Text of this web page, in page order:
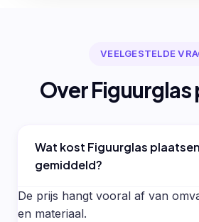
VEELGESTELDE
Over Figuurglas
Wat kost Figuurglas plaatsen
gemiddeld?
De prijs hangt vooral af van
en materiaal.